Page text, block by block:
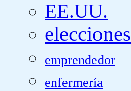
EE.UU.
elecciones
emprendedor
enfermería